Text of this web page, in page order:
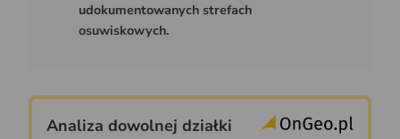
udokumentowanych strefach
osuwiskowych.
Analiza dowolnej działki